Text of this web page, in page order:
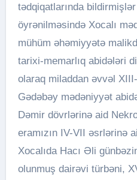
tədqiqatlarında
öyrənilməsində Xocalı
mühüm əhəmiyyətə
tarixi-memarlıq abidələri
olaraq miladdan əvvəl
Gədəbəy mədəniyyət
Dəmir dövrlərinə aid
eramızın IV-VII əsrlərinə
Xocalıda Hacı Əli
olunmuş dairəvi türbəni,